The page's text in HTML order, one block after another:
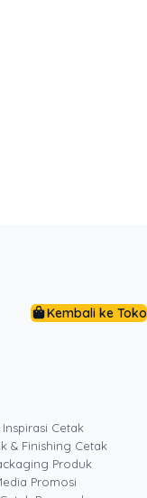
Kembali ke Toko
Cetak
& Finishing Cetak
Produk
Promosi